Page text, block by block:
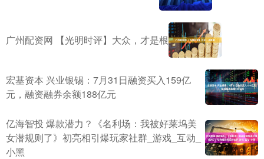
广州配资网 【光明时评】大众，才是根
宏基资本 兴业银锡：7月31日融资买入159亿
元，融资融券余额188亿元
亿海智投 爆款潜力？《名利场：我被好莱坞美
女潜规则了》初亮相引爆玩家社群_游戏_互动_
小黑